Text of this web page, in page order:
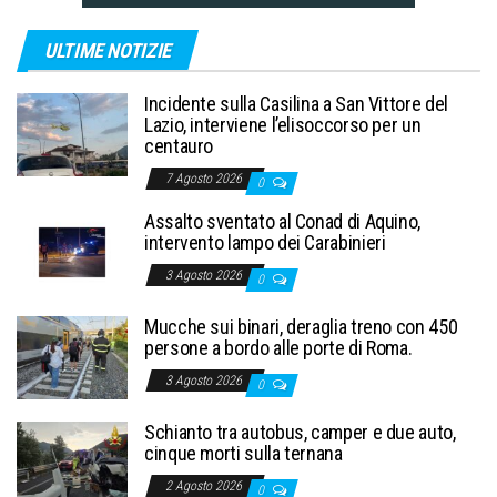
ULTIME NOTIZIE
Incidente sulla Casilina a San Vittore del
Lazio, interviene l’elisoccorso per un
centauro
7 Agosto 2026 0
Assalto sventato al Conad di Aquino,
intervento lampo dei Carabinieri
3 Agosto 2026 0
Mucche sui binari, deraglia treno con 450
persone a bordo alle porte di Roma.
3 Agosto 2026 0
Schianto tra autobus, camper e due auto,
cinque morti sulla ternana
2 Agosto 2026 0